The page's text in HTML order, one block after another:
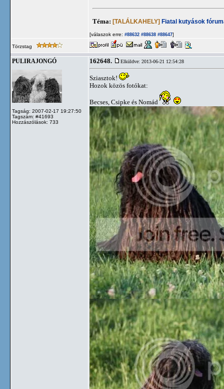
Téma: [TALÁLKAHELY] Fiatal kutyások
[válaszok erre: #88632 #88638 #88647]
Törzstag
PULIRAJONGÓ
Tagság: 2007-02-17 19:27:50
Tagszám: #41693
Hozzászólások: 733
162648. Elküldve: 2013-06-21 12:54:28
Sziasztok!
Hozok közös fotókat:
Becses, Csipke és Nomád